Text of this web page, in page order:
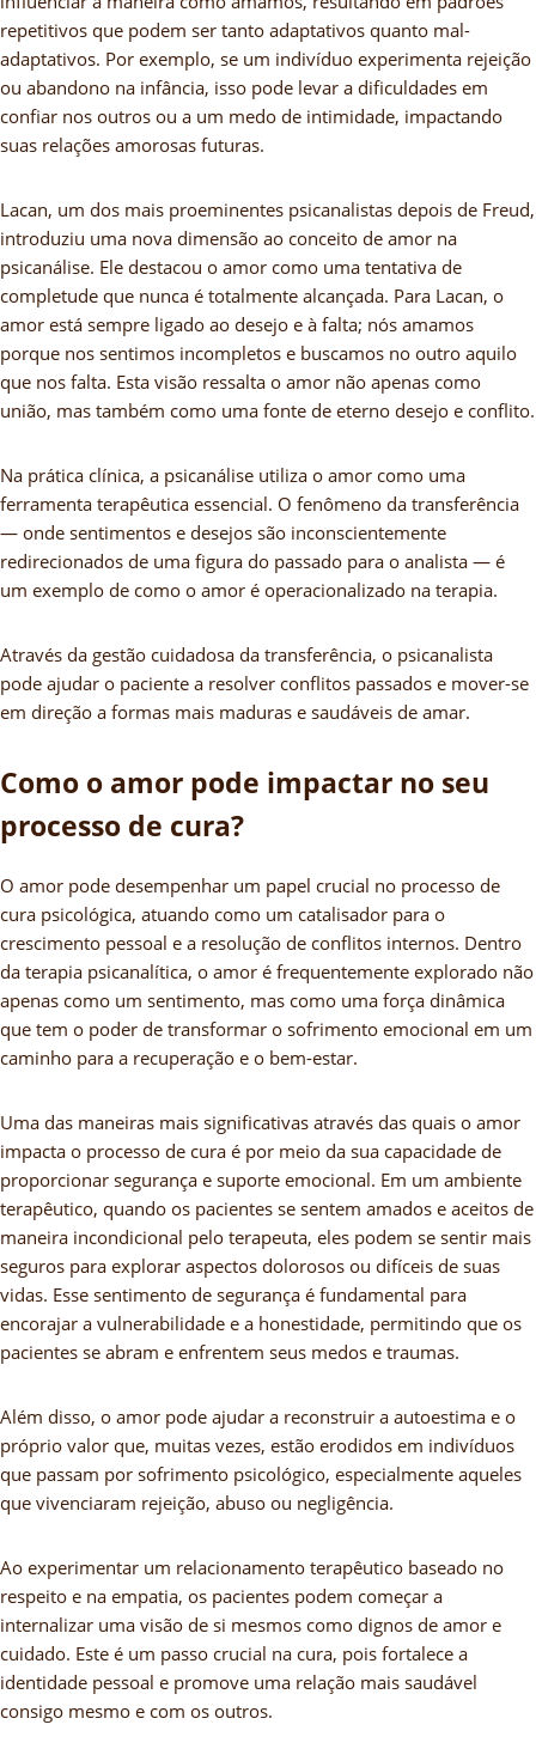
repetitivos que podem ser tanto adaptativos quanto mal-
adaptativos. Por exemplo, se um indivíduo experimenta rejeição
ou abandono na infância, isso pode levar a dificuldades em
confiar nos outros ou a um medo de intimidade, impactando
suas relações amorosas futuras.
Lacan, um dos mais proeminentes psicanalistas depois de Freud,
introduziu uma nova dimensão ao conceito de amor na
psicanálise. Ele destacou o amor como uma tentativa de
completude que nunca é totalmente alcançada. Para Lacan, o
amor está sempre ligado ao desejo e à falta; nós amamos
porque nos sentimos incompletos e buscamos no outro aquilo
que nos falta. Esta visão ressalta o amor não apenas como
união, mas também como uma fonte de eterno desejo e conflito.
Na prática clínica, a psicanálise utiliza o amor como uma
ferramenta terapêutica essencial. O fenômeno da transferência
— onde sentimentos e desejos são inconscientemente
redirecionados de uma figura do passado para o analista — é
um exemplo de como o amor é operacionalizado na terapia.
Através da gestão cuidadosa da transferência, o psicanalista
pode ajudar o paciente a resolver conflitos passados e mover-se
em direção a formas mais maduras e saudáveis de amar.
Como o amor pode impactar no seu
processo de cura?
O amor pode desempenhar um papel crucial no processo de
cura psicológica, atuando como um catalisador para o
crescimento pessoal e a resolução de conflitos internos. Dentro
da terapia psicanalítica, o amor é frequentemente explorado não
apenas como um sentimento, mas como uma força dinâmica
que tem o poder de transformar o sofrimento emocional em um
caminho para a recuperação e o bem-estar.
Uma das maneiras mais significativas através das quais o amor
impacta o processo de cura é por meio da sua capacidade de
proporcionar segurança e suporte emocional. Em um ambiente
terapêutico, quando os pacientes se sentem amados e aceitos de
maneira incondicional pelo terapeuta, eles podem se sentir mais
seguros para explorar aspectos dolorosos ou difíceis de suas
vidas. Esse sentimento de segurança é fundamental para
encorajar a vulnerabilidade e a honestidade, permitindo que os
pacientes se abram e enfrentem seus medos e traumas.
Além disso, o amor pode ajudar a reconstruir a autoestima e o
próprio valor que, muitas vezes, estão erodidos em indivíduos
que passam por sofrimento psicológico, especialmente aqueles
que vivenciaram rejeição, abuso ou negligência.
Ao experimentar um relacionamento terapêutico baseado no
respeito e na empatia, os pacientes podem começar a
internalizar uma visão de si mesmos como dignos de amor e
cuidado. Este é um passo crucial na cura, pois fortalece a
identidade pessoal e promove uma relação mais saudável
consigo mesmo e com os outros.